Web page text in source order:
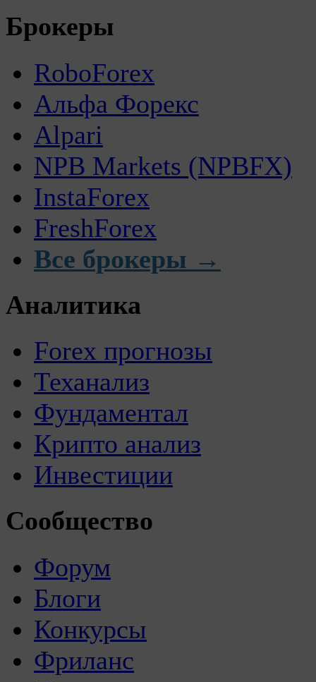
Брокеры
RoboForex
Альфа Форекс
Alpari
NPB Markets (NPBFX)
InstaForex
FreshForex
Все брокеры →
Аналитика
Forex прогнозы
Теханализ
Фундаментал
Крипто анализ
Инвестиции
Сообщество
Форум
Блоги
Конкурсы
Фриланс